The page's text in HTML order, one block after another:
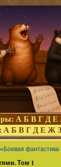
А Б В Г Д Е
А Б В Г Д Е Ж З
«Боевая фантастика
Том 1